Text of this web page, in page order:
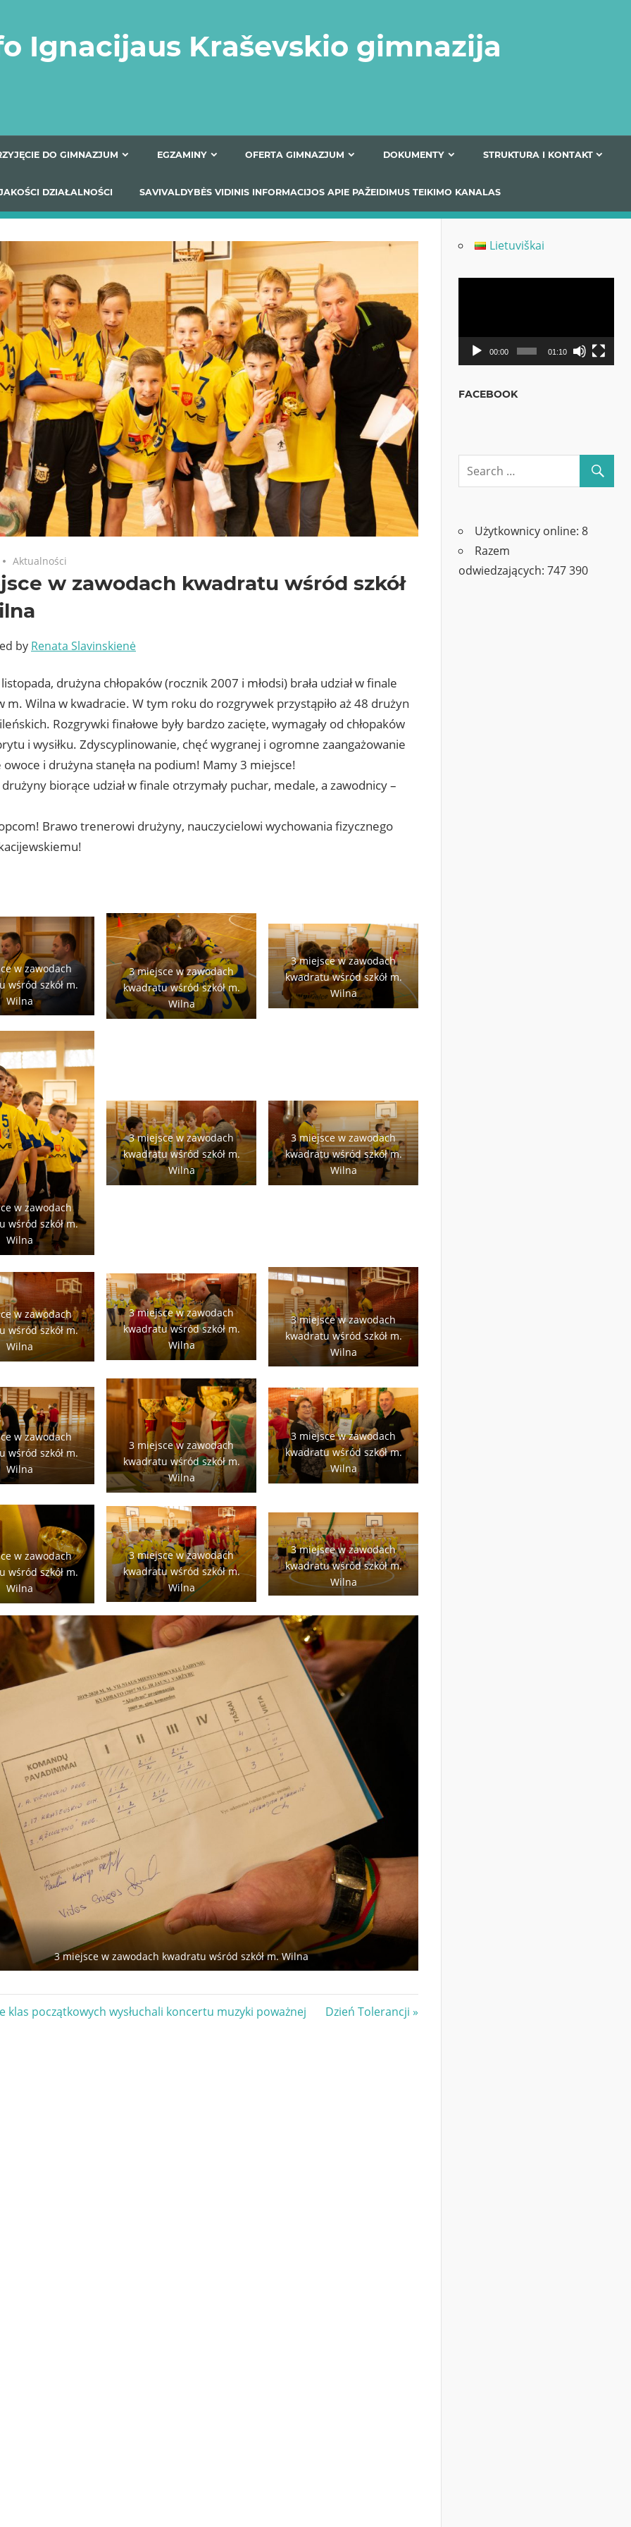
Ignacijaus Kraševskio gimnazija
JAKOŚCI DZIAŁALNOŚCI SAVIVALDYBĖS VIDINIS INFORMACIJOS APIE PAŽEIDIMUS TEIKIMO KANALAS
Aktualności
w zawodach kwadratu wśród szkół
by Renata Slavinskienė
drużyna chłopaków (rocznik 2007 i młodsi) brała udział w finale
m. Wilna w kwadracie. W tym roku do rozgrywek przystąpiło aż 48 drużyn
Rozgrywki finałowe były bardzo zacięte, wymagały od chłopaków
i wysiłku. Zdyscyplinowanie, chęć wygranej i ogromne zaangażowanie
owoce i drużyna stanęła na podium! Mamy 3 miejsce!
biorące udział w finale otrzymały puchar, medale, a zawodnicy –
Brawo trenerowi drużyny, nauczycielowi wychowania fizycznego
w zawodach
wśród szkół m.
Wilna
3 miejsce w zawodach
kwadratu wśród szkół m.
Wilna
3 miejsce w zawodach
kwadratu wśród szkół m.
Wilna
w zawodach
wśród szkół m.
Wilna
3 miejsce w zawodach
kwadratu wśród szkół m.
Wilna
3 miejsce w zawodach
kwadratu wśród szkół m.
Wilna
w zawodach
wśród szkół m.
Wilna
3 miejsce w zawodach
kwadratu wśród szkół m.
Wilna
3 miejsce w zawodach
kwadratu wśród szkół m.
Wilna
w zawodach
wśród szkół m.
Wilna
3 miejsce w zawodach
kwadratu wśród szkół m.
Wilna
3 miejsce w zawodach
kwadratu wśród szkół m.
Wilna
w zawodach
wśród szkół m.
Wilna
3 miejsce w zawodach
kwadratu wśród szkół m.
Wilna
3 miejsce w zawodach
kwadratu wśród szkół m.
Wilna
3 miejsce w zawodach kwadratu wśród szkół m. Wilna
klas początkowych wysłuchali koncertu muzyki poważnej
Next
Dzień Tolerancji
Lietuviškai
00:00 01:10
FACEBOOK
Użytkownicy online:8
Razem
odwiedzających:747 390